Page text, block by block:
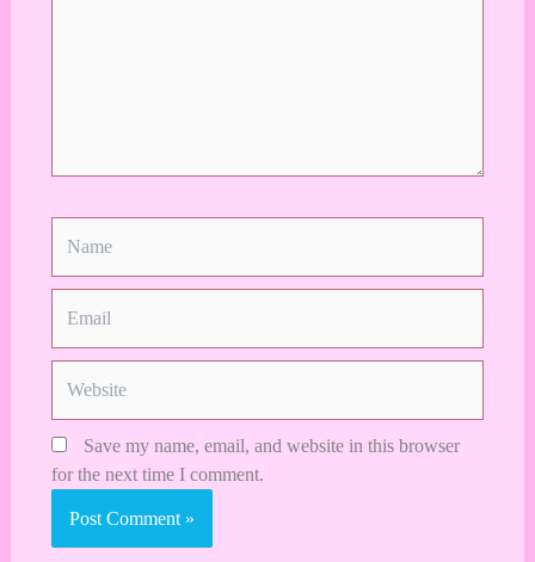
Save my name, email, and website in this browser
for the next time I comment.